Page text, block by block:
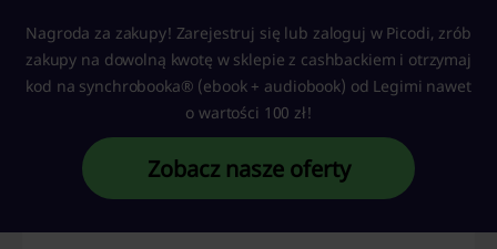
Nagroda za zakupy! Zarejestruj się lub zaloguj w Picodi, zrób
zakupy na dowolną kwotę w sklepie z cashbackiem i otrzymaj
kod na synchrobooka® (ebook + audiobook) od Legimi nawet
o wartości 100 zł!
Zobacz nasze oferty